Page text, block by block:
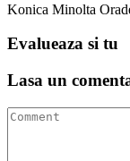
Konica Minolta
Evalueaza si tu
Lasa un